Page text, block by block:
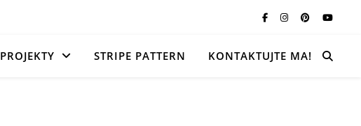
PROJEKTY STRIPE PATTERN KONTAKTUJTE MA!